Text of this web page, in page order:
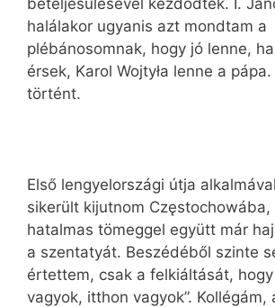
halálakor ugyanis azt mondtam a
plébánosomnak, hogy jó lenne,
érsek, Karol Wojtyła lenne a
történt.
Első lengyelországi útja
sikerült kijutnom Częstochowába,
hatalmas tömeggel együtt már
a szentatyát. Beszédéből szinte
értettem, csak a felkiáltását, hogy
vagyok, itthon vagyok”. Kollégám,